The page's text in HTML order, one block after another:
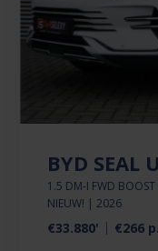
BYD SEAL U
1.5 DM-I FWD
NIEUW! | 2026
€33.880' €266